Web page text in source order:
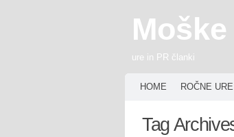
ure in PR članki
HOME ROČNE URE
Tag